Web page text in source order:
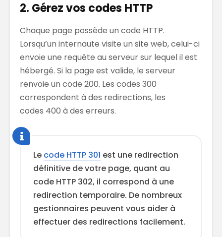
2. Gérez vos codes HTTP
Chaque page possède un code HTTP.
Lorsqu’un internaute visite un site web, celui-ci
envoie une requête au serveur sur lequel il est
hébergé. Si la page est valide, le serveur
renvoie un code 200. Les codes 300
correspondent à des redirections, les
codes 400 à des erreurs.
Le code HTTP 301 est une redirection
définitive de votre page, quant au
code HTTP 302, il correspond à une
redirection temporaire. De nombreux
gestionnaires peuvent vous aider à
effectuer des redirections facilement.